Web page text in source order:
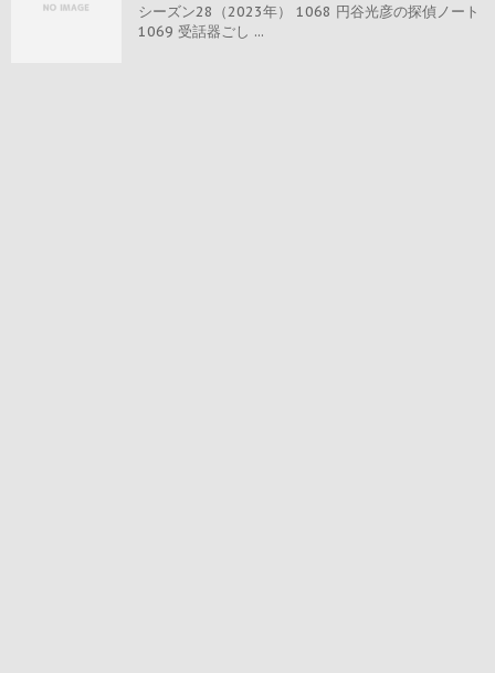
シーズン28（2023年） 1068 円谷光彦の探偵ノート
1069 受話器ごし ...